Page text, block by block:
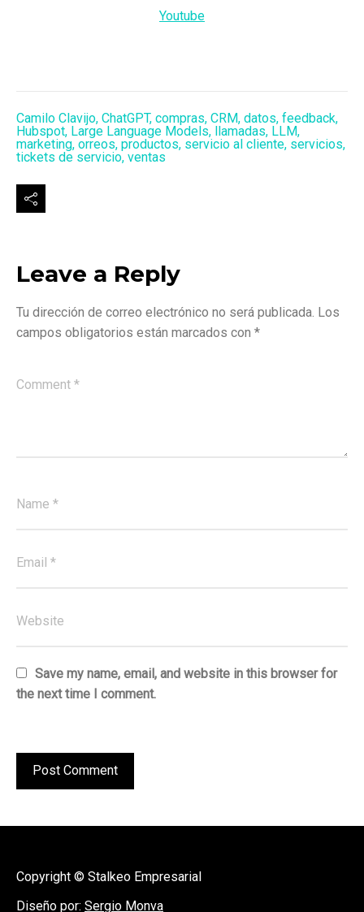
Youtube
Camilo Clavijo, ChatGPT, compras, CRM, datos, feedback,
Hubspot, Large Language Models, llamadas, LLM,
marketing, orreos, productos, servicio al cliente, servicios,
tickets de servicio, ventas
Leave a Reply
Tu dirección de correo electrónico no será publicada. Los
campos obligatorios están marcados con *
Save my name, email, and website in this browser for
the next time I comment.
Copyright © Stalkeo Empresarial
Diseño por: Sergio Monva